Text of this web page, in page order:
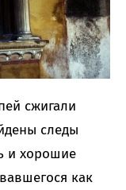
сжигали
следы
и хорошие
как